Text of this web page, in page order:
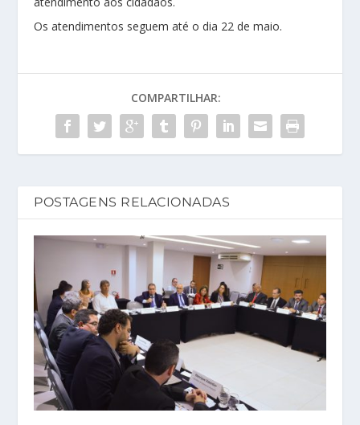
Os atendimentos seguem até o dia 22 de maio.
COMPARTILHAR:
POSTAGENS RELACIONADAS